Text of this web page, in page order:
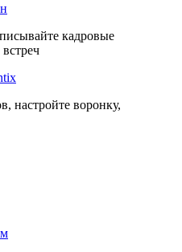
кадровые
настройте воронку,